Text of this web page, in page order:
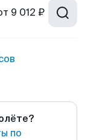
9 012 ₽
по